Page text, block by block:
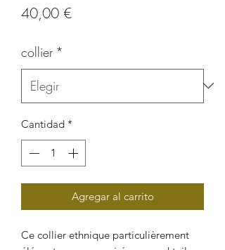
40,00 €Precio
collier *
Cantidad *
Agregar al carrito
Ce collier ethnique particulièrement